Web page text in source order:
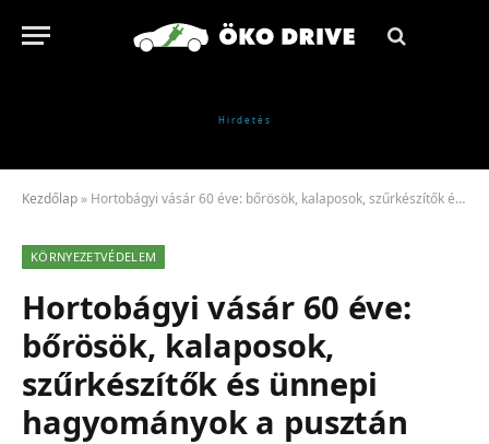
Kezdőlap » Hortobágyi vásár 60 éve: bőrösök, kalaposok, szűrkészítők és ünnepi hagyományok a pusztán
KÖRNYEZETVÉDELEM
Hortobágyi vásár 60 éve:
bőrösök, kalaposok,
szűrkészítők és ünnepi
hagyományok a pusztán